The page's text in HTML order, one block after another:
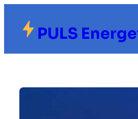
treści
PULS